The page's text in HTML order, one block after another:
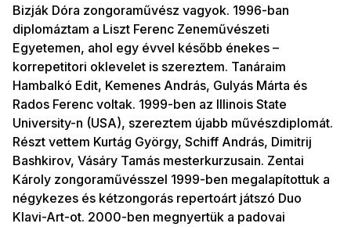
Bizják Dóra zongoraművész vagyok. 1996-ban
diplomáztam a Liszt Ferenc Zeneművészeti
Egyetemen, ahol egy évvel később énekes –
korrepetitori oklevelet is szereztem. Tanáraim
Hambalkó Edit, Kemenes András, Gulyás Márta és
Rados Ferenc voltak. 1999-ben az Illinois State
University-n (USA), szereztem újabb művészdiplomát.
Részt vettem Kurtág György, Schiff András, Dimitrij
Bashkirov, Vásáry Tamás mesterkurzusain. Zentai
Károly zongoraművésszel 1999-ben megalapítottuk a
négykezes és kétzongorás repertoárt játszó Duo
Klavi-Art-ot. 2000-ben megnyertük a padovai